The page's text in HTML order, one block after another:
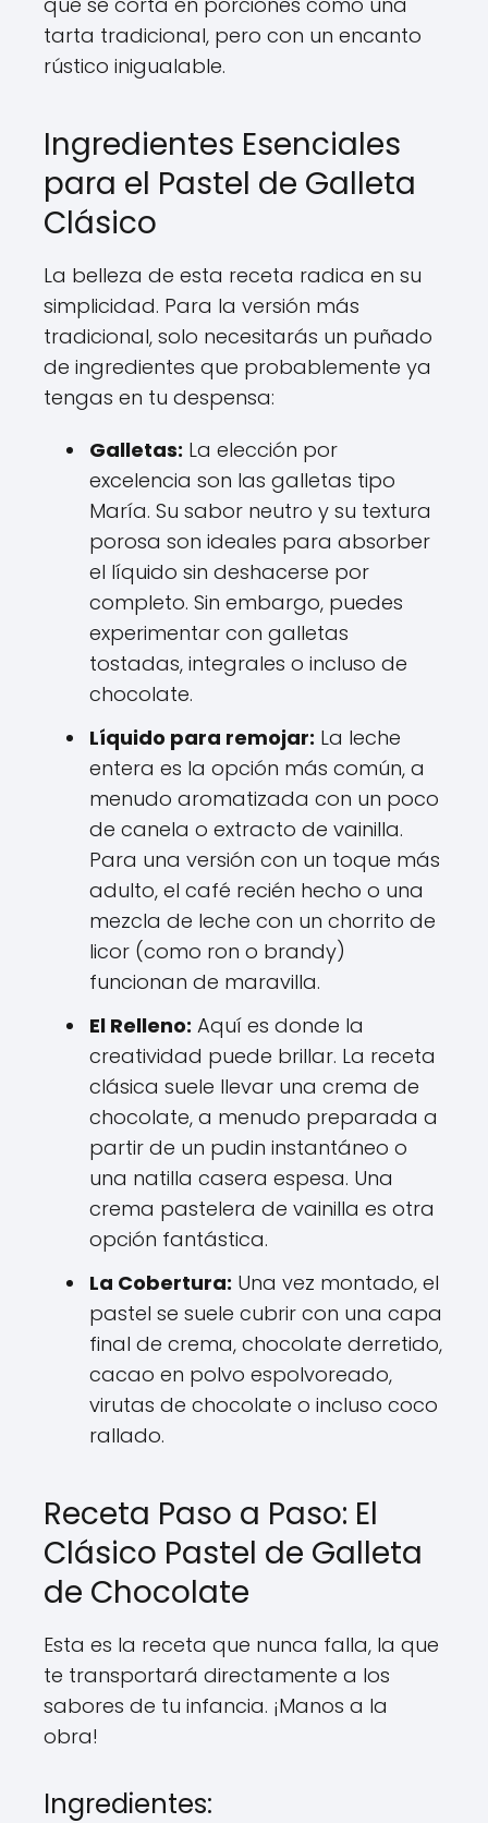
tarta tradicional, pero con un encanto
rústico inigualable.
Ingredientes Esenciales
para el Pastel de Galleta
Clásico
La belleza de esta receta radica en su
simplicidad. Para la versión más
tradicional, solo necesitarás un puñado
de ingredientes que probablemente ya
tengas en tu despensa:
Galletas: La elección por
excelencia son las galletas tipo
María. Su sabor neutro y su textura
porosa son ideales para absorber
el líquido sin deshacerse por
completo. Sin embargo, puedes
experimentar con galletas
tostadas, integrales o incluso de
chocolate.
Líquido para remojar: La leche
entera es la opción más común, a
menudo aromatizada con un poco
de canela o extracto de vainilla.
Para una versión con un toque más
adulto, el café recién hecho o una
mezcla de leche con un chorrito de
licor (como ron o brandy)
funcionan de maravilla.
El Relleno: Aquí es donde la
creatividad puede brillar. La receta
clásica suele llevar una crema de
chocolate, a menudo preparada a
partir de un pudin instantáneo o
una natilla casera espesa. Una
crema pastelera de vainilla es otra
opción fantástica.
La Cobertura: Una vez montado, el
pastel se suele cubrir con una capa
final de crema, chocolate derretido,
cacao en polvo espolvoreado,
virutas de chocolate o incluso coco
rallado.
Receta Paso a Paso: El
Clásico Pastel de Galleta
de Chocolate
Esta es la receta que nunca falla, la que
te transportará directamente a los
sabores de tu infancia. ¡Manos a la
obra!
Ingredientes: